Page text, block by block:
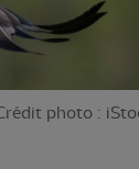
photo :